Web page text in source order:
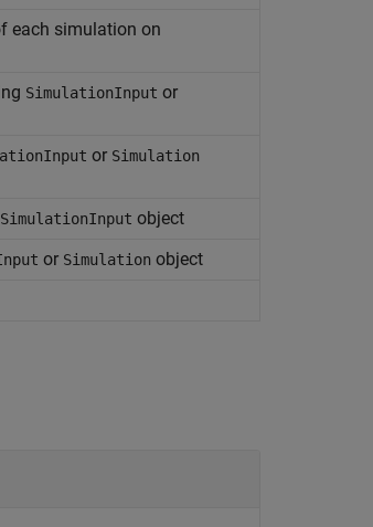
each simulation on
SimulationInput or
or Simulation
SimulationInput object
or Simulation object